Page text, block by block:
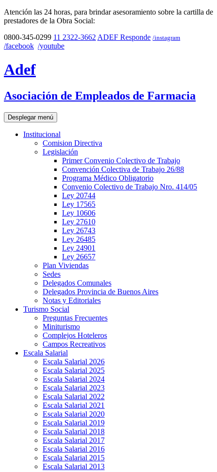
Atención las 24 horas, para brindar asesoramiento sobre la cartilla de
prestadores de la Obra Social:
0800-345-0299 11 2322-3662 ADEF Responde /instagram
/facebook /youtube
Adef
Asociación de Empleados de Farmacia
Desplegar menú
Institucional
Comision Directiva
Legislación
Primer Convenio Colectivo de Trabajo
Convención Colectiva de Trabajo 26/88
Programa Médico Obligatorio
Convenio Colectivo de Trabajo Nro. 414/05
Ley 20744
Ley 17565
Ley 10606
Ley 27610
Ley 26743
Ley 26485
Ley 24901
Ley 26657
Plan Viviendas
Sedes
Delegados Comunales
Delegados Provincia de Buenos Aires
Notas y Editoriales
Turismo Social
Preguntas Frecuentes
Miniturismo
Complejos Hoteleros
Campos Recreativos
Escala Salarial
Escala Salarial 2026
Escala Salarial 2025
Escala Salarial 2024
Escala Salarial 2023
Escala Salarial 2022
Escala Salarial 2021
Escala Salarial 2020
Escala Salarial 2019
Escala Salarial 2018
Escala Salarial 2017
Escala Salarial 2016
Escala Salarial 2015
Escala Salarial 2013